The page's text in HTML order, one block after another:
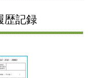
歴記録